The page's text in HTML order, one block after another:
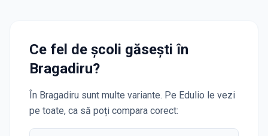
Ce fel de școli găsești în
Bragadiru?
În Bragadiru sunt multe variante. Pe Edulio le vezi
pe toate, ca să poți compara corect: